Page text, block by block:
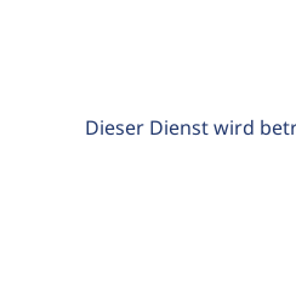
Dieser Dienst wird